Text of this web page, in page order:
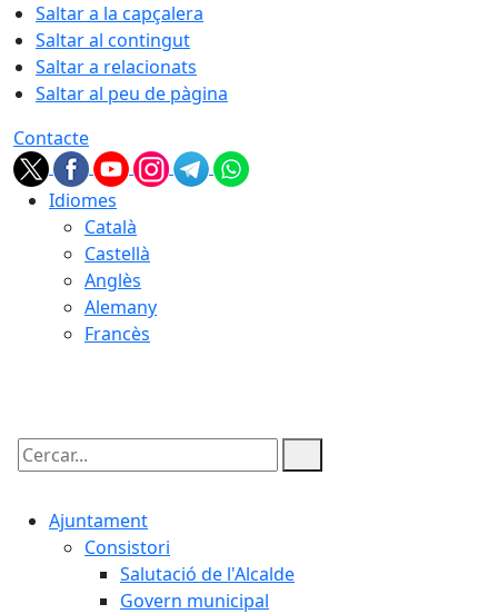
Saltar a la capçalera
Saltar al contingut
Saltar a relacionats
Saltar al peu de pàgina
Contacte
Idiomes
Català
Castellà
Anglès
Alemany
Francès
Cercar:
Ajuntament
Consistori
Salutació de l'Alcalde
Govern municipal